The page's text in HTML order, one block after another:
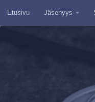
Skip to content
Etusivu Jäsenyys